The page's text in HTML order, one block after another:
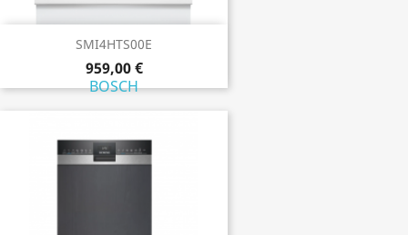
SMI4HTS00E
959,00 €
BOSCH